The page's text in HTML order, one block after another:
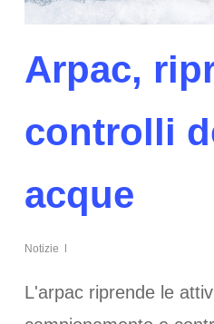
Arpac,
controlli
acque
Notizie
L'arpac riprende le